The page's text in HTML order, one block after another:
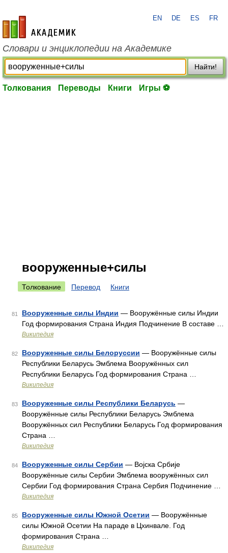
academic.ru
EN DE ES FR
Словари и энциклопедии на Академике
Найти!
Толкования Переводы Книги Игры ⚽
вооруженные+силы
Толкование Перевод Книги
81 Вооруженные силы Индии — Вооружённые силы Индии
Год формирования Страна Индия Подчинение В составе …
Википедия
82 Вооруженные силы Белоруссии — Вооружённые силы
Республики Беларусь Эмблема Вооружённых сил
Республики Беларусь Год формирования Страна …
Википедия
83 Вооруженные силы Республики Беларусь —
Вооружённые силы Республики Беларусь Эмблема
Вооружённых сил Республики Беларусь Год формирования
Страна …
Википедия
84 Вооруженные силы Сербии — Војска Србије
Вооружённые силы Сербии Эмблема вооружённых сил
Сербии Год формирования Страна Сербия Подчинение …
Википедия
85 Вооруженные силы Южной Осетии — Вооружённые
силы Южной Осетии На параде в Цхинвале. Год
формирования Страна …
Википедия